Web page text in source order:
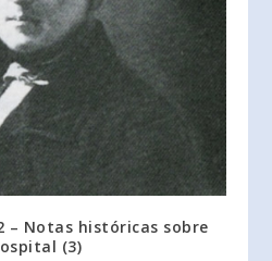
– Notas históricas sobre
(3)